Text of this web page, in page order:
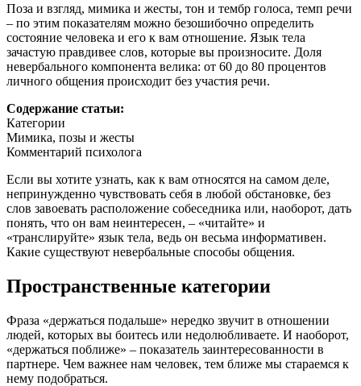
Поза и взгляд, мимика и жесты, тон и тембр голоса, темп речи
– по этим показателям можно безошибочно определить
состояние человека и его к вам отношение. Язык тела
зачастую правдивее слов, которые вы произносите. Доля
невербального компонента велика: от 60 до 80 процентов
личного общения происходит без участия речи.
Содержание статьи:
Категории
Мимика, позы и жесты
Комментарий психолога
Если вы хотите узнать, как к вам относятся на самом деле,
непринужденно чувствовать себя в любой обстановке, без
слов завоевать расположение собеседника или, наоборот, дать
понять, что он вам неинтересен, – «читайте» и
«транслируйте» язык тела, ведь он весьма информативен.
Какие существуют невербальные способы общения.
Пространственные категории
Фраза «держаться подальше» нередко звучит в отношении
людей, которых вы боитесь или недолюбливаете. И наоборот,
«держаться поближе» – показатель заинтересованности в
партнере. Чем важнее нам человек, тем ближе мы стараемся к
нему подобраться.